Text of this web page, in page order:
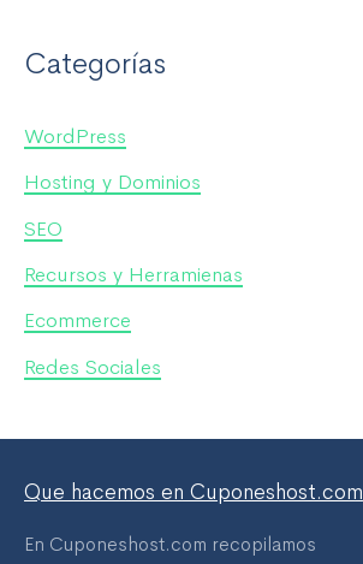
a
o
r
:
Categorías
WordPress
Hosting y Dominios
SEO
Recursos y Herramienas
Ecommerce
Redes Sociales
Que hacemos en Cuponeshost.com
En Cuponeshost.com recopilamos